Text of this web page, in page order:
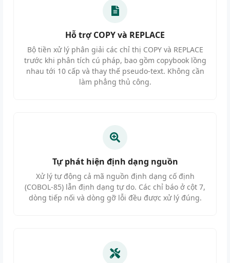
Hỗ trợ COPY và REPLACE
Bộ tiền xử lý phân giải các chỉ thị COPY và REPLACE
trước khi phân tích cú pháp, bao gồm copybook lồng
nhau tới 10 cấp và thay thế pseudo-text. Không cần
làm phẳng thủ công.
Tự phát hiện định dạng nguồn
Xử lý tự động cả mã nguồn định dạng cố định
(COBOL-85) lẫn định dạng tự do. Các chỉ báo ở cột 7,
dòng tiếp nối và dòng gỡ lỗi đều được xử lý đúng.